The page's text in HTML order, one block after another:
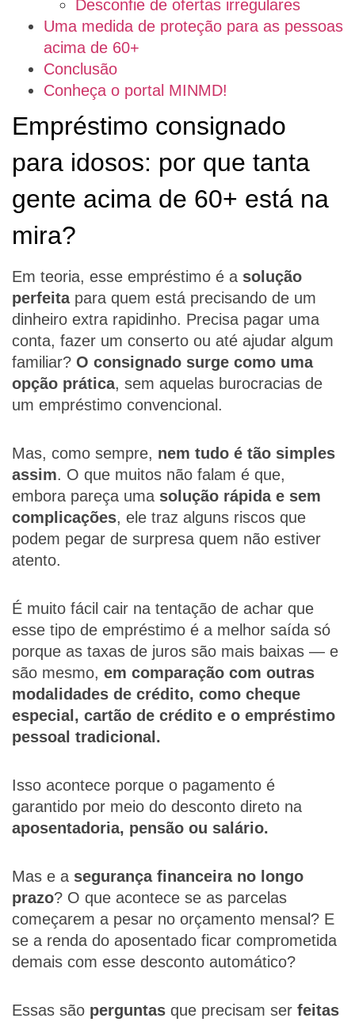
Desconfie de ofertas irregulares
Uma medida de proteção para as pessoas
acima de 60+
Conclusão
Conheça o portal MINMD!
Empréstimo consignado
para idosos: por que tanta
gente acima de 60+ está na
mira?
Em teoria, esse empréstimo é a solução
perfeitapara quem está precisando de um
dinheiro extra rapidinho. Precisa pagar uma
conta, fazer um conserto ou até ajudar algum
familiar? O consignado surge como uma
opção prática, sem aquelas burocracias de
um empréstimo convencional.
Mas, como sempre, nem tudo é tão simples
assim. O que muitos não falam é que,
embora pareça uma solução rápida e sem
complicações, ele traz alguns riscos que
podem pegar de surpresa quem não estiver
atento.
É muito fácil cair na tentação de achar que
esse tipo de empréstimo é a melhor saída só
porque as taxas de juros são mais baixas — e
são mesmo, em comparação com outras
modalidades de crédito, como cheque
especial, cartão de crédito e o empréstimo
pessoal tradicional.
Isso acontece porque o pagamento é
garantido por meio do desconto direto na
aposentadoria, pensão ou salário.
Mas e a segurança financeira no longo
prazo? O que acontece se as parcelas
começarem a pesar no orçamento mensal? E
se a renda do aposentado ficar comprometida
demais com esse desconto automático?
Essas são perguntas que precisam ser feitas